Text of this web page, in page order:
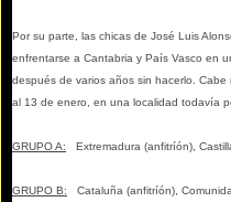
Por su parte, las chicas de José Luis
enfrentarse a Cantabria y País Vasco en
después de varios años sin hacerlo.
al 13 de enero, en una localidad todavía
GRUPO A: Extremadura (anfitríón),
GRUPO B: Cataluña (anfitríón),